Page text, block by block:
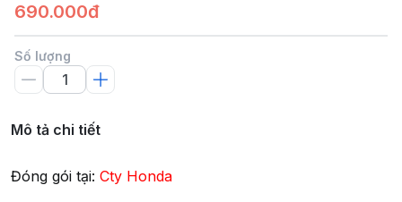
690.000đ
Số lượng
Mô tả chi tiết
Đóng gói tại: Cty Honda